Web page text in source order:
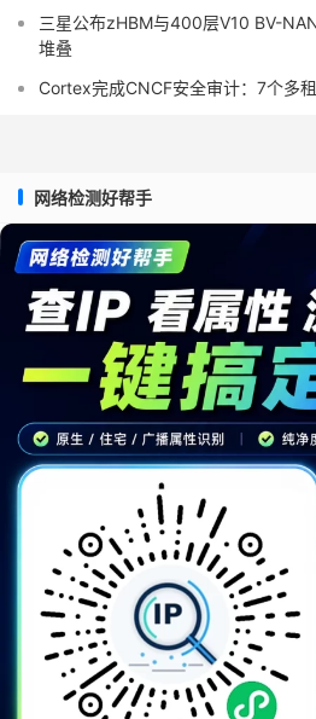
三星公布zHBM与400层V10 BV-
堆叠
Cortex完成CNCF安全审计：7个多
网络检测好帮手